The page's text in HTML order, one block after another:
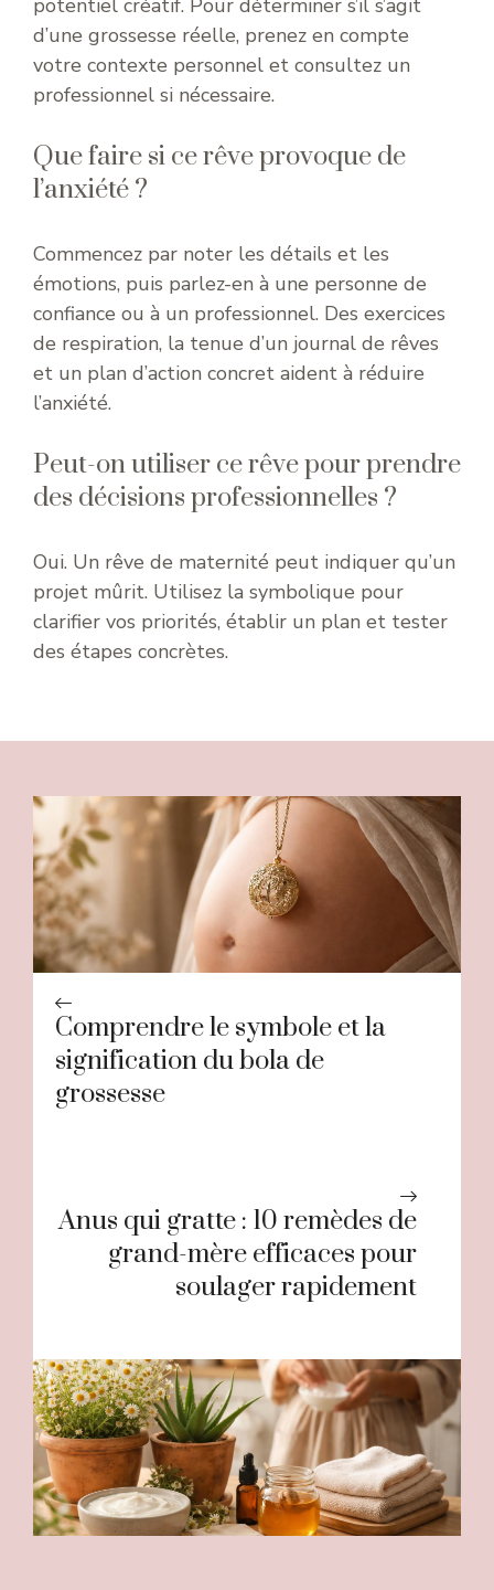
d’une grossesse réelle, prenez en compte
votre contexte personnel et consultez un
professionnel si nécessaire.
Que faire si ce rêve provoque de
l’anxiété ?
Commencez par noter les détails et les
émotions, puis parlez-en à une personne de
confiance ou à un professionnel. Des exercices
de respiration, la tenue d’un journal de rêves
et un plan d’action concret aident à réduire
l’anxiété.
Peut-on utiliser ce rêve pour prendre
des décisions professionnelles ?
Oui. Un rêve de maternité peut indiquer qu’un
projet mûrit. Utilisez la symbolique pour
clarifier vos priorités, établir un plan et tester
des étapes concrètes.
Comprendre le symbole et la
signification du bola de
grossesse
Anus qui gratte : 10 remèdes de
grand-mère efficaces pour
soulager rapidement